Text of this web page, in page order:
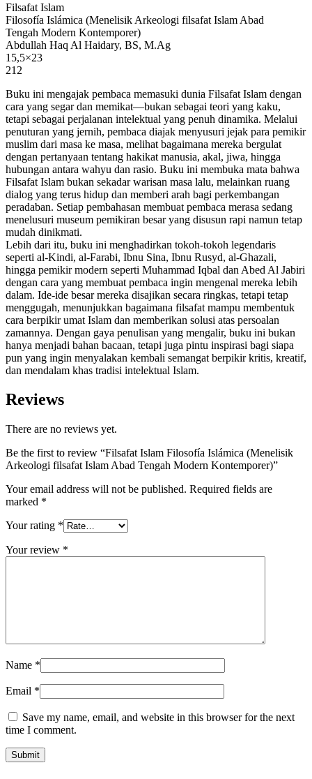
Filsafat Islam
Filosofía Islámica (Menelisik Arkeologi filsafat Islam Abad
Tengah Modern Kontemporer)
Abdullah Haq Al Haidary, BS, M.Ag
15,5×23
212
Buku ini mengajak pembaca memasuki dunia Filsafat Islam dengan
cara yang segar dan memikat—bukan sebagai teori yang kaku,
tetapi sebagai perjalanan intelektual yang penuh dinamika. Melalui
penuturan yang jernih, pembaca diajak menyusuri jejak para pemikir
muslim dari masa ke masa, melihat bagaimana mereka bergulat
dengan pertanyaan tentang hakikat manusia, akal, jiwa, hingga
hubungan antara wahyu dan rasio. Buku ini membuka mata bahwa
Filsafat Islam bukan sekadar warisan masa lalu, melainkan ruang
dialog yang terus hidup dan memberi arah bagi perkembangan
peradaban. Setiap pembahasan membuat pembaca merasa sedang
menelusuri museum pemikiran besar yang disusun rapi namun tetap
mudah dinikmati.
Lebih dari itu, buku ini menghadirkan tokoh-tokoh legendaris
seperti al-Kindi, al-Farabi, Ibnu Sina, Ibnu Rusyd, al-Ghazali,
hingga pemikir modern seperti Muhammad Iqbal dan Abed Al Jabiri
dengan cara yang membuat pembaca ingin mengenal mereka lebih
dalam. Ide-ide besar mereka disajikan secara ringkas, tetapi tetap
menggugah, menunjukkan bagaimana filsafat mampu membentuk
cara berpikir umat Islam dan memberikan solusi atas persoalan
zamannya. Dengan gaya penulisan yang mengalir, buku ini bukan
hanya menjadi bahan bacaan, tetapi juga pintu inspirasi bagi siapa
pun yang ingin menyalakan kembali semangat berpikir kritis, kreatif,
dan mendalam khas tradisi intelektual Islam.
Reviews
There are no reviews yet.
Be the first to review “Filsafat Islam Filosofía Islámica (Menelisik
Arkeologi filsafat Islam Abad Tengah Modern Kontemporer)”
Your email address will not be published. Required fields are
marked *
Your rating *
Your review *
Name *
Email *
Save my name, email, and website in this browser for the next
time I comment.